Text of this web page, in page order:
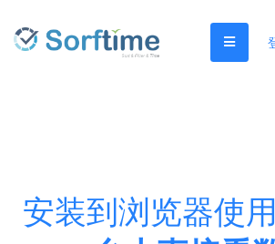
安装到浏览器使用